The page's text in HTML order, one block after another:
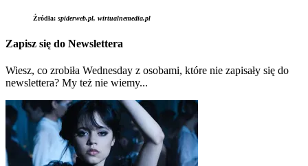
Źródła: spiderweb.pl, wirtualnemedia.pl
Zapisz się do Newslettera
Wiesz, co zrobiła Wednesday z osobami, które nie zapisały się do
newslettera? My też nie wiemy...